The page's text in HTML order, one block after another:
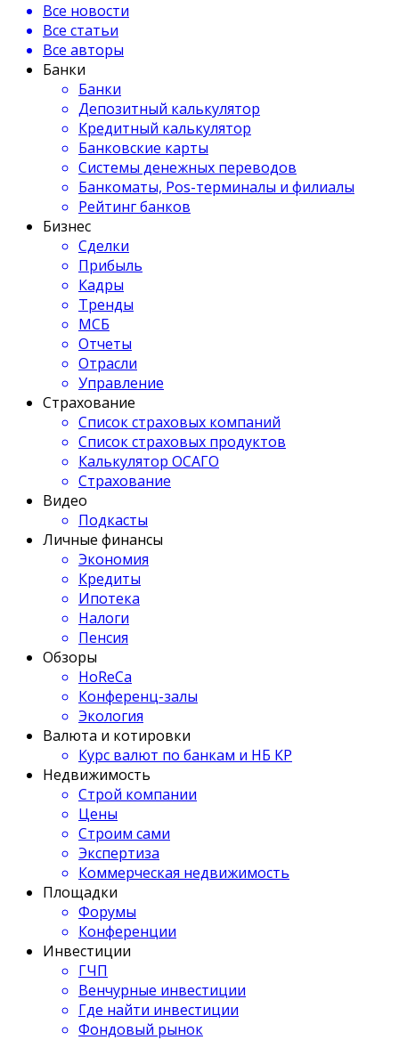
Все новости
Все статьи
Все авторы
Банки
Банки
Депозитный калькулятор
Кредитный калькулятор
Банковские карты
Системы денежных переводов
Банкоматы, Pos-терминалы и филиалы
Рейтинг банков
Бизнес
Сделки
Прибыль
Кадры
Тренды
МСБ
Отчеты
Отрасли
Управление
Страхование
Список страховых компаний
Список страховых продуктов
Калькулятор ОСАГО
Страхование
Видео
Подкасты
Личные финансы
Экономия
Кредиты
Ипотека
Налоги
Пенсия
Обзоры
HoReCa
Конференц-залы
Экология
Валюта и котировки
Курс валют по банкам и НБ КР
Недвижимость
Строй компании
Цены
Строим сами
Экспертиза
Коммерческая недвижимость
Площадки
Форумы
Конференции
Инвестиции
ГЧП
Венчурные инвестиции
Где найти инвестиции
Фондовый рынок